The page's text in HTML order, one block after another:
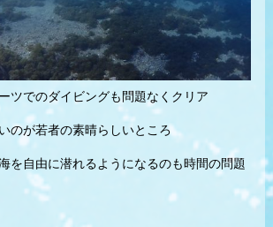
ツでのダイビングも問題なくクリア
のが若者の素晴らしいところ
を自由に潜れるようになるのも時間の問題